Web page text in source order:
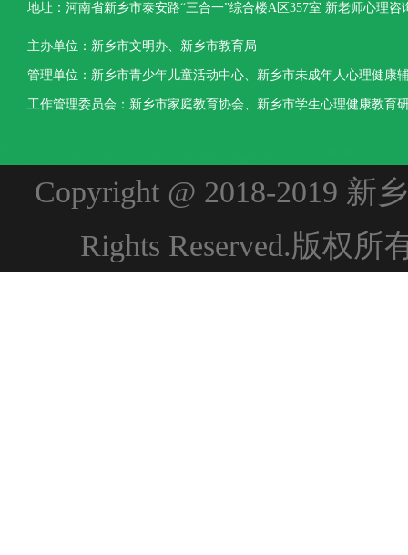
地址：河南省新乡市泰安路“三合一”综合楼A区357室 新老师心理咨
主办单位：新乡市文明办、新乡市教育局
管理单位：新乡市青少年儿童活动中心、新乡市未成年人心理健康
工作管理委员会：新乡市家庭教育协会、新乡市学生心理健康教
Copyright @ 2018-2019
Rights Reserved.版权所